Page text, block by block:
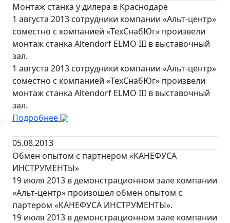
Монтаж станка у дилера в Краснодаре
1 августа 2013 сотрудники компании «Альт-центр»
соместно с компанией «ТехСнабЮг» произвели
монтаж станка Altendorf ELMO III в выставочный
зал.
1 августа 2013 сотрудники компании «Альт-центр»
соместно с компанией «ТехСнабЮг» произвели
монтаж станка Altendorf ELMO III в выставочный
зал.
Подробнее
05.08.2013
Обмен опытом с партнером «КАНЕФУСА
ИНСТРУМЕНТЫ»
19 июля 2013 в демонстрационном зале компании
«Альт-центр» произошел обмен опытом с
партером «КАНЕФУСА ИНСТРУМЕНТЫ».
19 июля 2013 в демонстрационном зале компании